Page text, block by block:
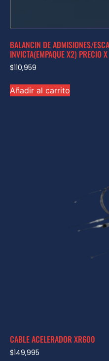
BALANCIN DE ADMISIONES/
INVICTA(EMPAQUE X2) PRECIO
$110,959
Añadir al carrito
CABLE ACELERADOR XR600
$149,995